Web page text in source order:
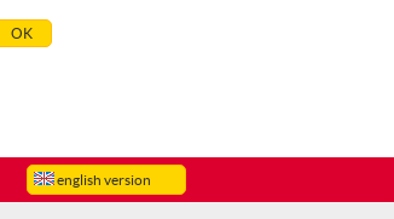
english version